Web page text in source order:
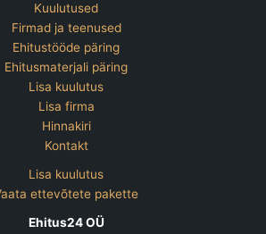
Kuulutused
Firmad ja teenused
Ehitustööde päring
Ehitusmaterjali päring
Lisa kuulutus
Lisa firma
Hinnakiri
Kontakt
Lisa kuulutus
ettevõtete pakette
Ehitus24 OÜ